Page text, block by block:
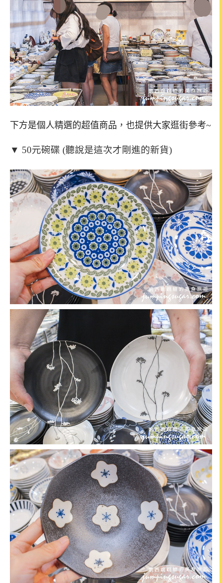
下方是個人精選的超值商品，也提供大家逛街參考~
▼ 50元碗碟 (聽說是這次才剛進的新貨)